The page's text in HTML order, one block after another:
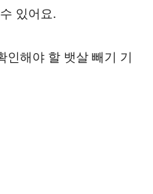
있어요.
인해야 할 뱃살 빼기 기